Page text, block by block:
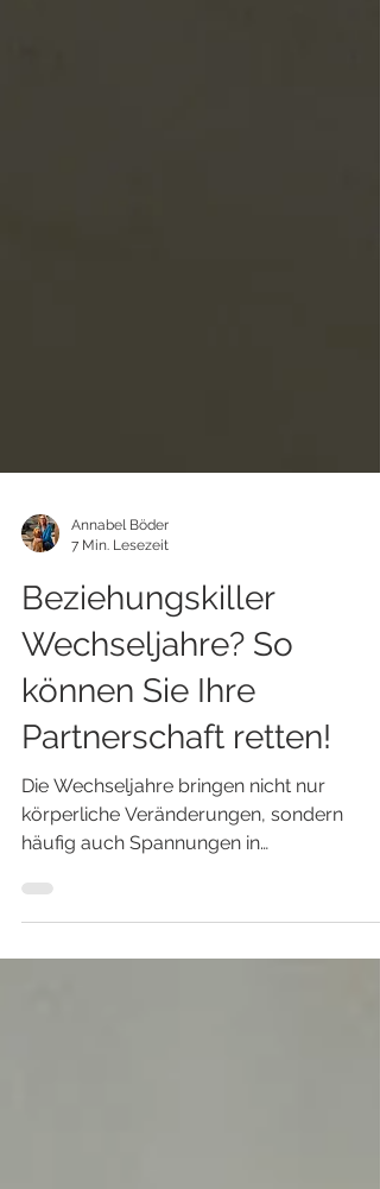
Annabel Böder
7 Min. Lesezeit
Beziehungskiller
Wechseljahre? So
können Sie Ihre
Partnerschaft retten!
Die Wechseljahre bringen nicht nur
Partnerschaften mit sich.